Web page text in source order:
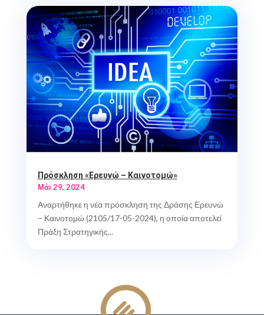
Πρόσκληση «Ερευνώ – Καινοτομώ»
Μάι 29, 2024
Αναρτήθηκε η νέα πρόσκληση της Δράσης Ερευνώ
– Καινοτομώ (2105/17-05-2024), η οποία αποτελεί
Πράξη Στρατηγικής...